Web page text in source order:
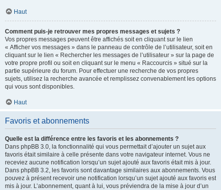
Haut
Comment puis-je retrouver mes propres messages et sujets ?
Vos propres messages peuvent être affichés soit en cliquant sur le lien
« Afficher vos messages » dans le panneau de contrôle de l’utilisateur, soit en
cliquant sur le lien « Rechercher les messages de l’utilisateur » sur la page de
votre propre profil ou soit en cliquant sur le menu « Raccourcis » situé sur la
partie supérieure du forum. Pour effectuer une recherche de vos propres
sujets, utilisez la recherche avancée et remplissez convenablement les options
qui vous sont disponibles.
Haut
Favoris et abonnements
Quelle est la différence entre les favoris et les abonnements ?
Dans phpBB 3.0, la fonctionnalité qui vous permettait d’ajouter un sujet aux
favoris était similaire à celle présente dans votre navigateur internet. Vous ne
receviez aucune notification lorsqu’un sujet ajouté aux favoris était mis à jour.
Dans phpBB 3.2, les favoris sont davantage similaires aux abonnements. Vous
pouvez à présent recevoir une notification lorsqu’un sujet ajouté aux favoris est
mis à jour. L’abonnement, quant à lui, vous préviendra de la mise à jour d’un